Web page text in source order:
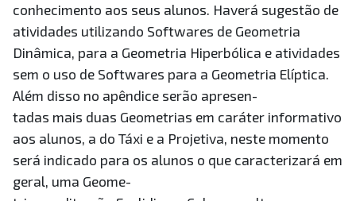
conhecimento aos seus alunos. Haverá sugestão de
atividades utilizando Softwares de Geometria
Dinâmica, para a Geometria Hiperbólica e atividades
sem o uso de Softwares para a Geometria Elíptica.
Além disso no apêndice serão apresen-
tadas mais duas Geometrias em caráter informativo
aos alunos, a do Táxi e a Projetiva, neste momento
será indicado para os alunos o que caracterizará em
geral, uma Geome-